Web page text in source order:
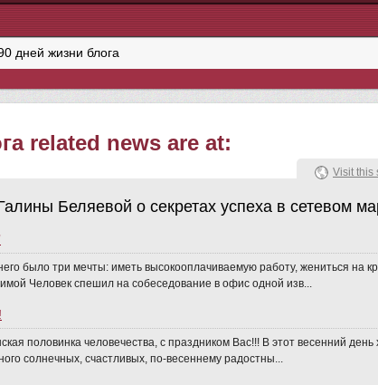
related news are at:
Беляевой о секретах успеха в сетевом
было три мечты: иметь высокооплачиваемую работу, жениться на
Человек спешил на собеседование в офис одной изв...
половинка человечества, с праздником Вас!!! В этот весенний
солнечных, счастливых, по-весеннему радостны...
Visit this